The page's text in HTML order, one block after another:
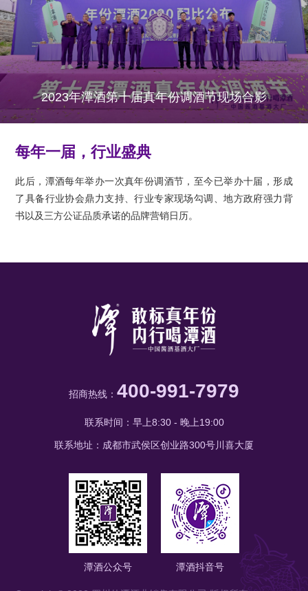
2023年潭酒第十届真年份调酒节现场合影
每年一届，行业盛典
此后，潭酒每年举办一次真年份调酒节，至今已举办十届，形成
了具备行业协会鼎力支持、行业专家现场勾调、地方政府强力背
书以及三方公证品质承诺的品牌营销日历。
招商热线： 400-991-7979
联系时间：早上8:30 - 晚上19:00
联系地址：成都市武侯区创业路300号川喜大厦
潭酒公众号 潭酒抖音号